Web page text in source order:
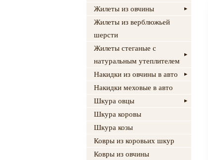
Жилеты из овчины
Жилеты из верблюжьей
шерсти
Жилеты стеганые с
натуральным утеплителем
Накидки из овчины в авто
Накидки меховые в авто
Шкура овцы
Шкура коровы
Шкура козы
Ковры из коровьих шкур
Ковры из овчины